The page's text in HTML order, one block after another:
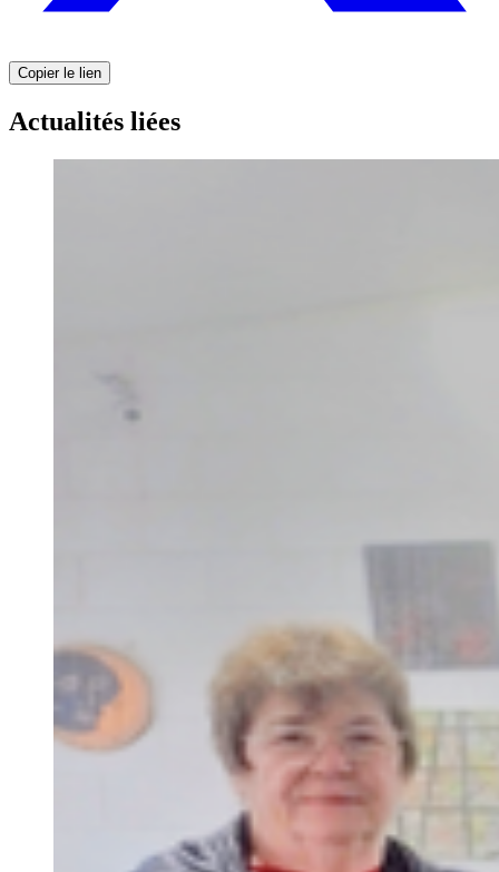
Copier le lien
Actualités liées